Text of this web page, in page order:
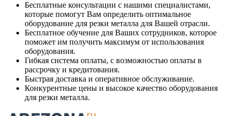
Бесплатные консультации с нашими специалистами,
которые помогут Вам определить оптимальное
оборудование для резки металла для Вашей отрасли.
Бесплатное обучение для Ваших сотрудников, которое
поможет им получить максимум от использования
оборудования.
Гибкая система оплаты, с возможностью оплаты в
рассрочку и кредитования.
Быстрая доставка и оперативное обслуживание.
Конкурентные цены и высокое качество оборудования
для резки металла.